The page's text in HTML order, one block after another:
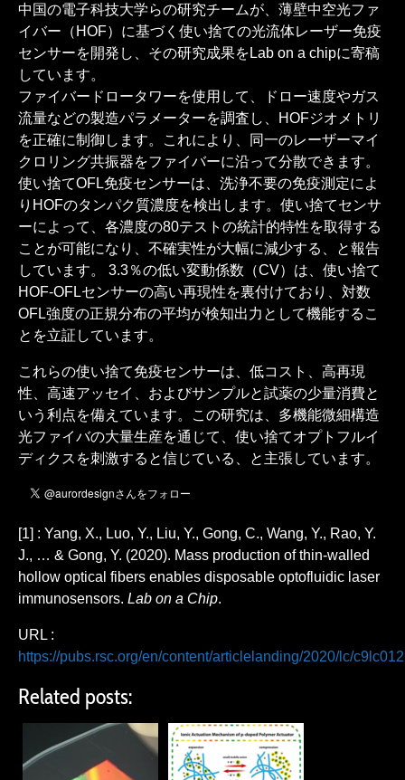
中国の電子科技大学らの研究チームが、薄壁中空光ファ
イバー（HOF）に基づく使い捨ての光流体レーザー免疫
センサーを開発し、その研究成果をLab on a chipに寄稿
しています。
ファイバードロータワーを使用して、ドロー速度やガス
流量などの製造パラメーターを調査し、HOFジオメトリ
を正確に制御します。これにより、同一のレーザーマイ
クロリング共振器をファイバーに沿って分散できます。
使い捨てOFL免疫センサーは、洗浄不要の免疫測定によ
りHOFのタンパク質濃度を検出します。使い捨てセンサ
ーによって、各濃度の80テストの統計的特性を取得する
ことが可能になり、不確実性が大幅に減少する、と報告
しています。 3.3％の低い変動係数（CV）は、使い捨て
HOF-OFLセンサーの高い再現性を裏付けており、対数
OFL強度の正規分布の平均が検知出力として機能するこ
とを立証しています。
これらの使い捨て免疫センサーは、低コスト、高再現
性、高速アッセイ、およびサンプルと試薬の少量消費と
いう利点を備えています。この研究は、多機能微細構造
光ファイバの大量生産を通じて、使い捨てオプトフルイ
ディクスを刺激すると信じている、と主張しています。
[1] : Yang, X., Luo, Y., Liu, Y., Gong, C., Wang, Y., Rao, Y.
J., … & Gong, Y. (2020). Mass production of thin-walled
hollow optical fibers enables disposable optofluidic laser
immunosensors. Lab on a Chip.
URL :
https://pubs.rsc.org/en/content/articlelanding/2020/lc/
Related posts: